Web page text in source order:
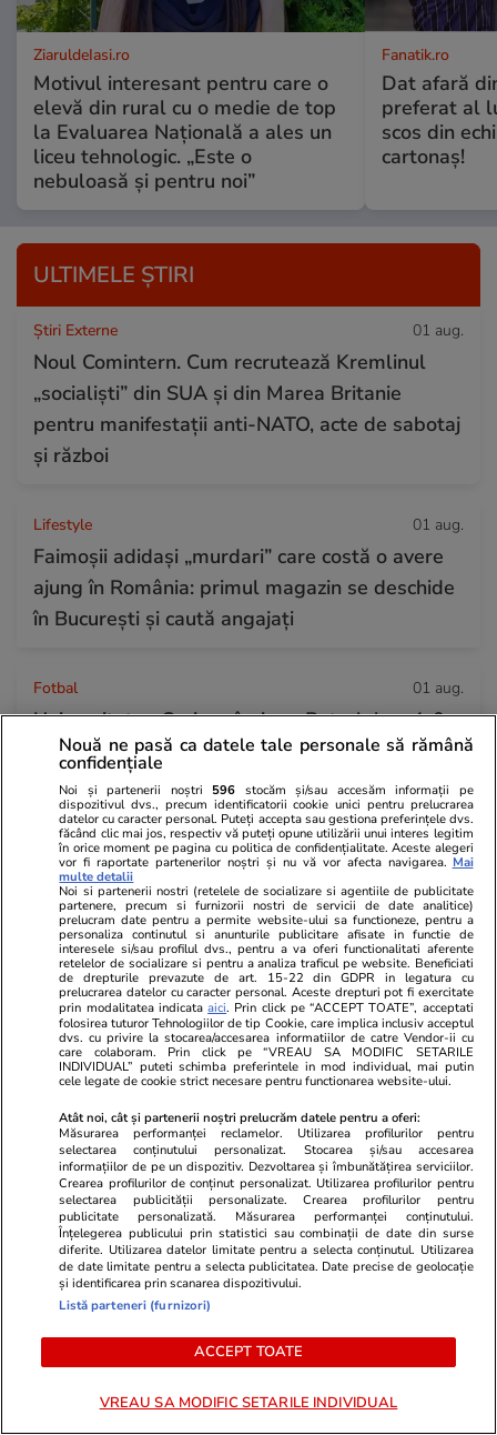
ZiaruldeIasi.ro
Motivul interesant pentru care o
elevă din rural cu o medie de top
la Evaluarea Națională a ales un
liceu tehnologic. „Este o
nebuloasă și pentru noi”
Fanatik.ro
Dat afară
preferat al
scos din
cartonaş!
ULTIMELE ȘTIRI
Știri Externe 01 aug.
Noul Comintern. Cum recrutează Kremlinul
„socialiști” din SUA și din Marea Britanie
pentru manifestații anti-NATO, acte de sabotaj
și război
Lifestyle 01 aug.
Faimoșii adidași „murdari” care costă o avere
ajung în România: primul magazin se deschide
în București și caută angajați
Fotbal 01 aug.
Universitatea Craiova învinge Petrolul cu 4-0
în etapa a treia din Superligă. Deschidere de
scor în secunda 41
Muzică și Filme 01 aug.
Clint Eastwood, critic dur la adresa
Hollywood-ului modern: „Trăim într-o
generație de lingușitori”
Citește mai multe
TRENDING
Știri România 01 aug.
A murit Florian Luca, reputat profesor de
matematică. Nicușor Dan: „Sunt uluit! Am fost
colegi de cameră la lot, în 1985”
Știri Externe
Explozie într-un restaurant din centrul
Moscovei, soldată cu morți și răniți. Localul era
închis pentru un eveniment privat. Unele surse
spun că un general de top își sărbătorea ziua
Nouă ne pasă ca datele tale personale să rămână
confidențiale
Noi și partenerii noștri 596 stocăm și/sau accesăm informații pe
dispozitivul dvs., precum identificatorii cookie unici pentru prelucrarea
datelor cu caracter personal. Puteți accepta sau gestiona preferințele dvs.
făcând clic mai jos, respectiv vă puteți opune utilizării unui interes legitim
în orice moment pe pagina cu politica de confidențialitate. Aceste alegeri
vor fi raportate partenerilor noștri și nu vă vor afecta navigarea. Mai
multe detalii
Noi si partenerii nostri (retelele de socializare si agentiile de publicitate
partenere, precum si furnizorii nostri de servicii de date analitice)
prelucram date pentru a permite website-ului sa functioneze, pentru a
personaliza continutul si anunturile publicitare afisate in functie de
interesele si/sau profilul dvs., pentru a va oferi functionalitati aferente
retelelor de socializare si pentru a analiza traficul pe website. Beneficiati
de drepturile prevazute de art. 15-22 din GDPR in legatura cu
prelucrarea datelor cu caracter personal. Aceste drepturi pot fi exercitate
prin modalitatea indicataaici. Prin click pe “ACCEPT TOATE”, acceptati
folosirea tuturor Tehnologiilor de tip Cookie, care implica inclusiv acceptul
dvs. cu privire la stocarea/accesarea informatiilor de catre Vendor-ii cu
care colaboram. Prin click pe “VREAU SA MODIFIC SETARILE
INDIVIDUAL” puteti schimba preferintele in mod individual, mai putin
cele legate de cookie strict necesare pentru functionarea website-ului.
Atât noi, cât și partenerii noștri prelucrăm datele pentru a oferi:
Măsurarea performanței reclamelor. Utilizarea profilurilor pentru
selectarea conținutului personalizat. Stocarea și/sau accesarea
informațiilor de pe un dispozitiv. Dezvoltarea și îmbunătățirea serviciilor.
Crearea profilurilor de conținut personalizat. Utilizarea profilurilor pentru
selectarea publicității personalizate. Crearea profilurilor pentru
publicitate personalizată. Măsurarea performanței conținutului.
Înțelegerea publicului prin statistici sau combinații de date din surse
diferite. Utilizarea datelor limitate pentru a selecta conținutul. Utilizarea
de date limitate pentru a selecta publicitatea. Date precise de geolocație
și identificarea prin scanarea dispozitivului.
Listă parteneri (furnizori)
ACCEPT TOATE
VREAU SA MODIFIC SETARILE INDIVIDUAL